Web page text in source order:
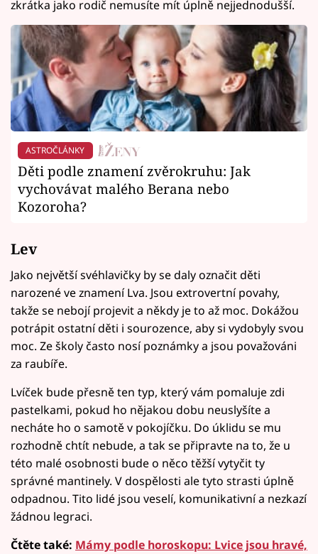
zkrátka jako rodič nemusíte mít úplně nejjednodušší.
ASTROČLÁNKY
Děti podle znamení zvěrokruhu: Jak
vychovávat malého Berana nebo
Kozoroha?
Lev
Jako největší svéhlavičky by se daly označit děti
narozené ve znamení Lva. Jsou extrovertní povahy,
takže se nebojí projevit a někdy je to až moc. Dokážou
potrápit ostatní děti i sourozence, aby si vydobyly svou
moc. Ze školy často nosí poznámky a jsou považováni
za raubíře.
Lvíček bude přesně ten typ, který vám pomaluje zdi
pastelkami, pokud ho nějakou dobu neuslyšíte a
necháte ho o samotě v pokojíčku. Do úklidu se mu
rozhodně chtít nebude, a tak se připravte na to, že u
této malé osobnosti bude o něco těžší vytyčit ty
správné mantinely. V dospělosti ale tyto strasti úplně
odpadnou. Tito lidé jsou veselí, komunikativní a nezkazí
žádnou legraci.
Čtěte také: Mámy podle horoskopu: Lvice jsou hravé,